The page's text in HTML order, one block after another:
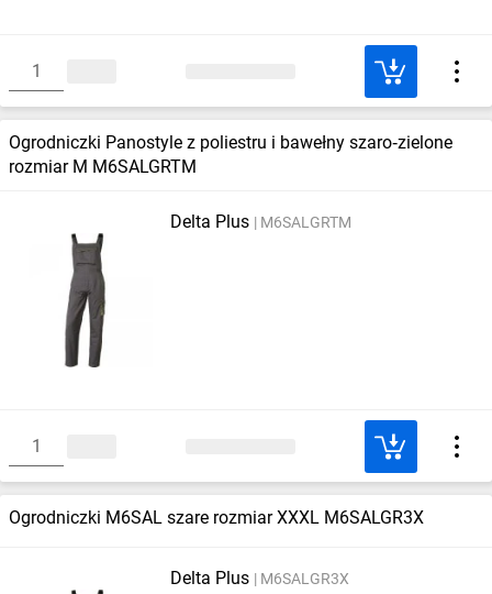
Ogrodniczki Panostyle z poliestru i bawełny szaro‑zielone
rozmiar M M6SALGRTM
Delta Plus M6SALGRTM
Ogrodniczki M6SAL szare rozmiar XXXL M6SALGR3X
Delta Plus M6SALGR3X